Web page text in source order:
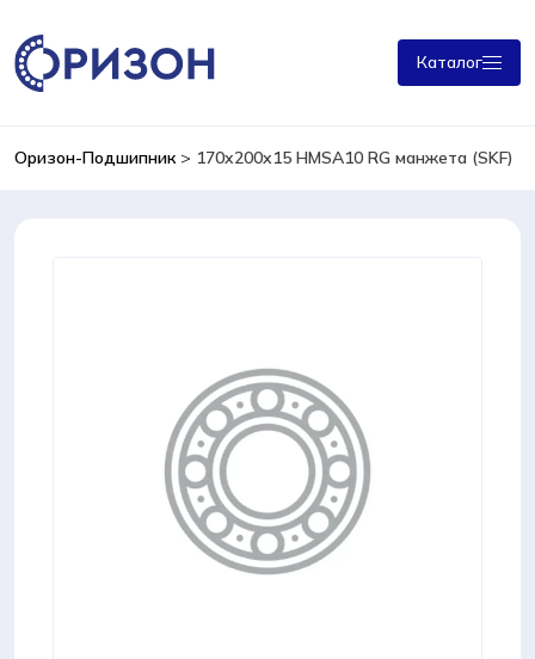
Каталог
Оризон-Подшипник> 170x200x15 HMSA10 RG манжета (SKF)